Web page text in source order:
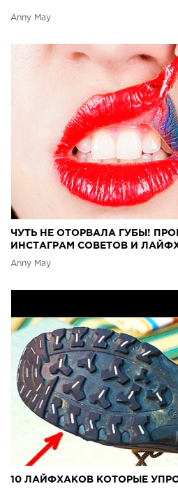
Anny May
ЧУТЬ НЕ ОТОРВАЛА ГУБЫ!
ИНСТАГРАМ СОВЕТОВ И
Anny May
10 ЛАЙФХАКОВ КОТОРЫЕ